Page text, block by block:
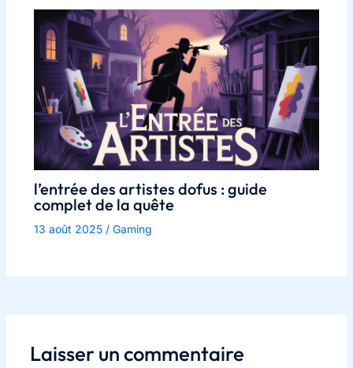
l’entrée des artistes dofus : guide
complet de la quête
13 août 2025 / Gaming
Laisser un commentaire